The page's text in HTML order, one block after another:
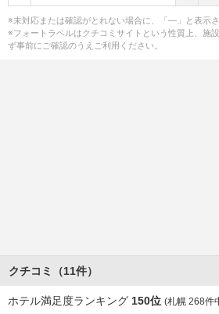
※未対応または確認がとれない場合に、「―」と表示さ
※フォートラベルはクチコミサイトという性質上、施
ず事前にご確認のうえご利用ください。
クチコミ（11件）
ホテル満足度ランキング 150位 (札幌 268件